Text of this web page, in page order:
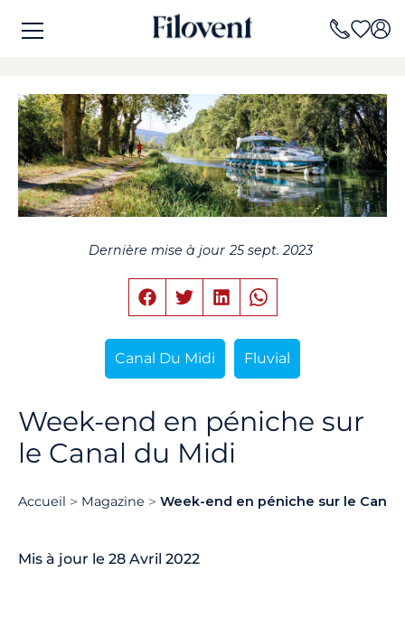
Dernière mise à jour 25 sept. 2023
Canal Du Midi Fluvial
Week-end en péniche sur
le Canal du Midi
Accueil Magazine Week-end en péniche sur le Canal
Mis à jour le 28 Avril 2022